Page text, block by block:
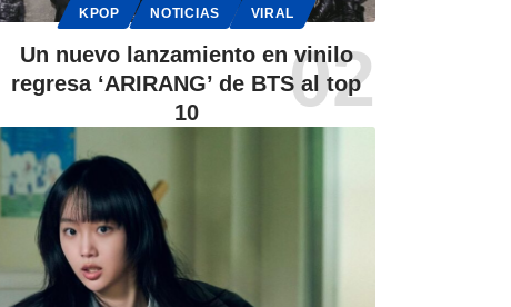
KPOP NOTICIAS VIRAL
Un nuevo lanzamiento en vinilo
regresa ‘ARIRANG’ de BTS al top
10